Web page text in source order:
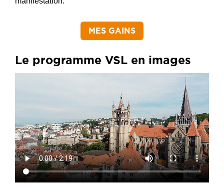
MES GAINS
Le programme VSL en images